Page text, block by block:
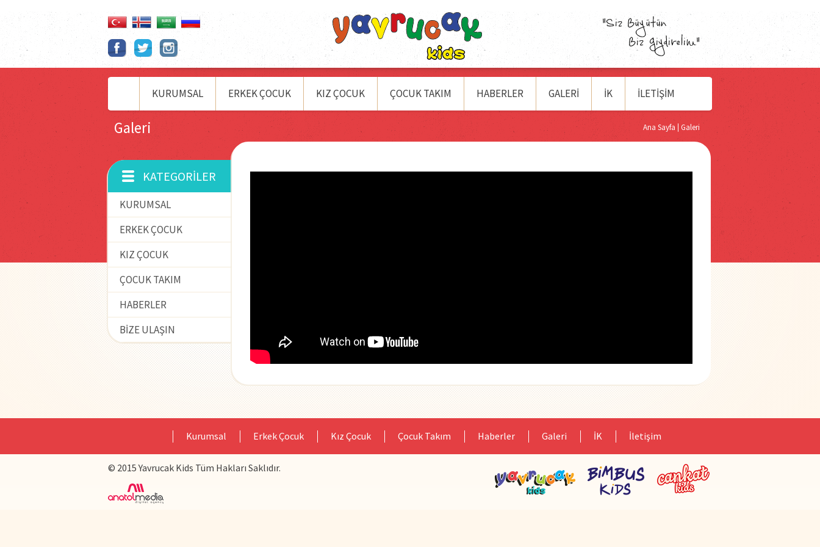
KURUMSAL ERKEK ÇOCUK KIZ ÇOCUK ÇOCUK TAKIM HABERLER GALERI İK İLETIŞIM
Galeri Ana Sayfa Galeri
KATEGORILER
KURUMSAL
ERKEK ÇOCUK
KIZ ÇOCUK
ÇOCUK TAKIM
HABERLER
BIZE ULAŞIN
Kurumsal Erkek Çocuk Kız Çocuk Çocuk Takım Haberler Galeri İK İletişim
© 2015 Yavrucak Kids Tüm Hakları Saklıdır.